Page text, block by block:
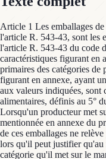
Article 1 Les emballages
l'article R. 543-43, sont les
l'article R. 543-43 du code
caractéristiques figurant en
primaires des catégories de
figurant en annexe, ayant
aux valeurs indiquées, sont
alimentaires, définis au 5°
Lorsqu'un producteur met
mentionnée en annexe du
de ces emballages ne
lors qu'il peut justifier qu'au
catégorie qu'il met sur le